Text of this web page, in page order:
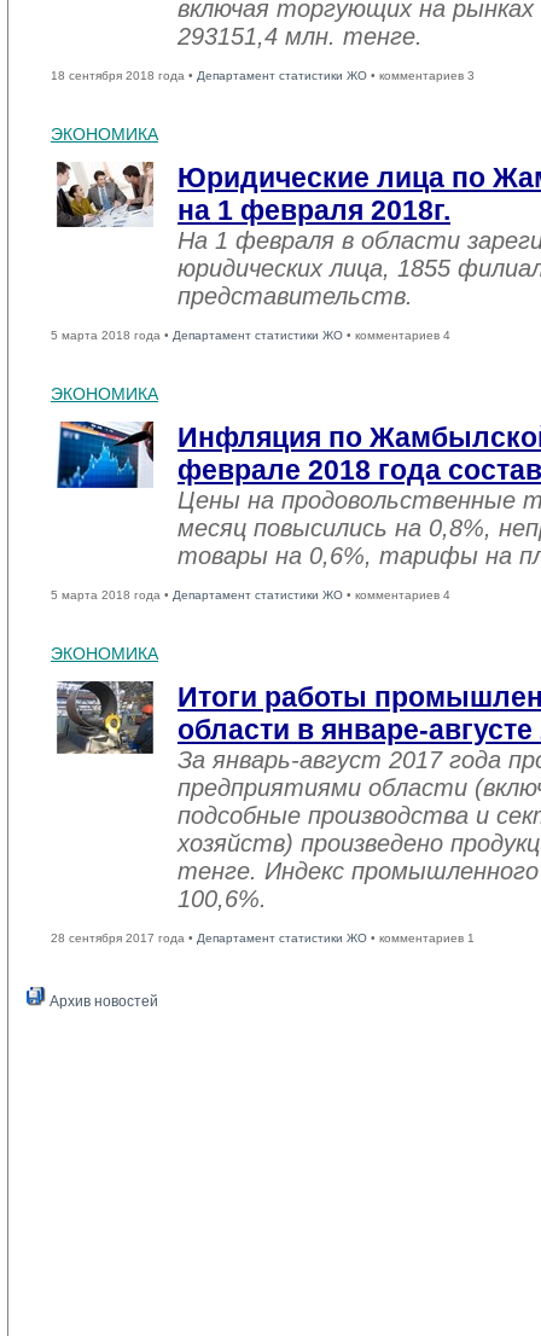
включая торгующих на рынках
293151,4 млн. тенге.
18 сентября 2018 года • Департамент статистики ЖО • комментариев 3
ЭКОНОМИКА
Юридические лица по
на 1 февраля 2018г.
На 1 февраля в области
юридических лица, 1855
представительств.
5 марта 2018 года • Департамент статистики ЖО • комментариев 4
ЭКОНОМИКА
Инфляция по
феврале 2018 года
Цены на продовольственные
месяц повысились на 0,8%,
товары на 0,6%, тарифы на
5 марта 2018 года • Департамент статистики ЖО • комментариев 4
ЭКОНОМИКА
Итоги работы
области в январе-августе
За январь-август 2017 года
предприятиями области
подсобные производства и
хозяйств) произведено
тенге. Индекс
100,6%.
28 сентября 2017 года • Департамент статистики ЖО • комментариев 1
Архив новостей